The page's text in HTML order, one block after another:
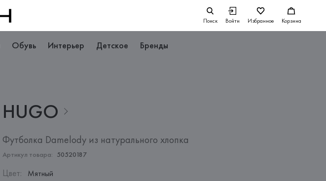
Поиск Войти Избранное Корзина
Обувь Интерьер Детское Бренды
HUGO
Футболка Damelody из натурального хлопка
Артикул товара: 50520187
Цвет: Мятный